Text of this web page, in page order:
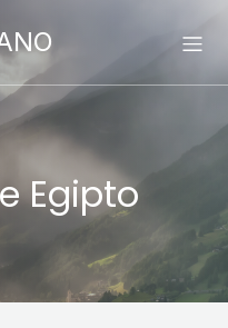
Egipto